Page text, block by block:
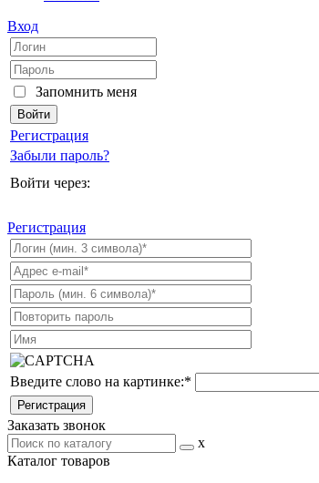
Вход
Запомнить меня
Регистрация
Забыли пароль?
Войти через:
Регистрация
Введите слово на картинке:*
Заказать звонок
x
Каталог товаров